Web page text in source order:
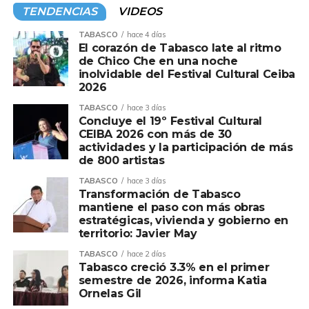
cada municipio. Ayer le tocó, parte del Centro,
antes fue Teapa y Tacotalpa, queda pendiente
Jalapa. De acuerdo a fuentes de Morena,“Andy”
pues para una buena parte de la militancia
resulta poco conocido, no obstante de ser hijo del
estrategia consiste montarse de los aspirantes a
las alcaldías.
Y en medio todo el arropamiento al junior de la
el caso más visible es el Centro, donde la
confrontación entre el líder del Congreso local,
Jorge Bracamontesy el ex titular de Sotop,
Daniel Casasús ya es abierta. El gran elector,
será nada menos el inquilino de Palacio de
Gobierno bajo la influencia de “Andy” López,
según la percepción de la oposición. Además, la
presión del Centro del país a Palacio de Gobierno
TENDENCIAS VIDEOS
TABASCO hace 4 días
El corazón de Tabasco late al ritmo
de Chico Che en una noche
inolvidable del Festival Cultural Ceiba
2026
TABASCO hace 3 días
Concluye el 19º Festival Cultural
CEIBA 2026 con más de 30
actividades y la participación de más
de 800 artistas
TABASCO hace 3 días
Transformación de Tabasco
mantiene el paso con más obras
estratégicas, vivienda y gobierno en
territorio: Javier May
TABASCO hace 2 días
Tabasco creció 3.3% en el primer
semestre de 2026, informa Katia
Ornelas Gil